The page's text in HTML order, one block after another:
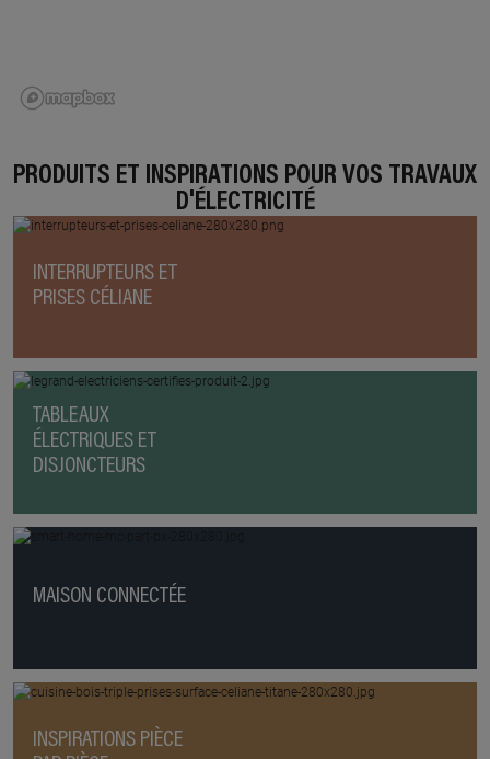
PRODUITS ET INSPIRATIONS POUR VOS TRAVAUX
D'ÉLECTRICITÉ
INTERRUPTEURS ET
PRISES CÉLIANE
TABLEAUX
ÉLECTRIQUES ET
DISJONCTEURS
MAISON CONNECTÉE
INSPIRATIONS PIÈCE